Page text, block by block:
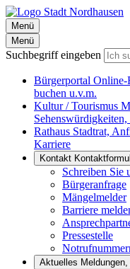
Menü
Menü
Suchbegriff eingeben
Bürgerportal Online-
buchen u.v.m.
Kultur / Tourismus
Rathaus Stadtrat,
Karriere
Kontakt
Schreiben Sie
Bürgeranfrage
Mängelmelder
Barriere
Pressestelle
Aktuelles